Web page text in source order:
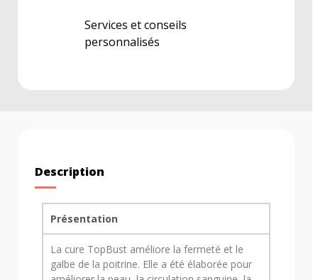
Services et conseils
personnalisés
Description
Présentation
La cure TopBust améliore la fermeté et le
galbe de la poitrine. Elle a été élaborée pour